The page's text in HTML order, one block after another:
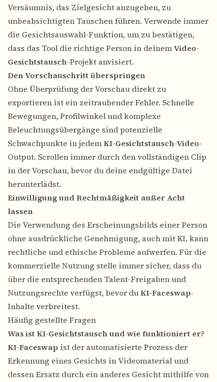
Versäumnis, das Zielgesicht anzugeben, zu
unbeabsichtigten Tauschen führen. Verwende immer
die Gesichtsauswahl-Funktion, um zu bestätigen,
dass das Tool die richtige Person in deinemVideo-
Gesichtstausch-Projekt anvisiert.
Den Vorschauschritt überspringen
Ohne Überprüfung der Vorschau direkt zu
exportieren ist ein zeitraubender Fehler. Schnelle
Bewegungen, Profilwinkel und komplexe
Beleuchtungsübergänge sind potenzielle
Schwachpunkte in jedemKI-Gesichtstausch-Video-
Output. Scrollen immer durch den vollständigen Clip
in der Vorschau, bevor du deine endgültige Datei
herunterlädst.
Einwilligung und Rechtmäßigkeit außer Acht
lassen
Die Verwendung des Erscheinungsbilds einer Person
ohne ausdrückliche Genehmigung, auch mit KI, kann
rechtliche und ethische Probleme aufwerfen. Für die
kommerzielle Nutzung stelle immer sicher, dass du
über die entsprechenden Talent-Freigaben und
Nutzungsrechte verfügst, bevor duKI-Faceswap-
Inhalte verbreitest.
Häufig gestellte Fragen
Was ist KI-Gesichtstausch und wie funktioniert er?
KI-Faceswap ist der automatisierte Prozess der
Erkennung eines Gesichts in Videomaterial und
dessen Ersatz durch ein anderes Gesicht mithilfe von